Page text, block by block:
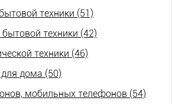
техники (51)
техники (42)
техники (46)
дома (50)
мобильных телефонов (54)